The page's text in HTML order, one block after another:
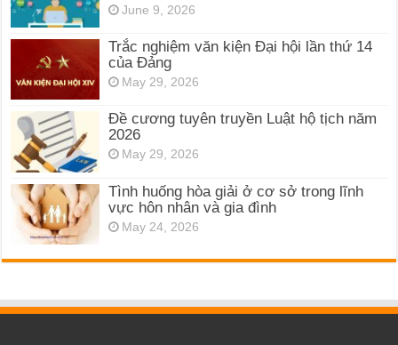
June 9, 2026
Trắc nghiệm văn kiện Đại hội lần thứ 14
của Đảng
May 29, 2026
Đề cương tuyên truyền Luật hộ tịch năm
2026
May 29, 2026
Tình huống hòa giải ở cơ sở trong lĩnh
vực hôn nhân và gia đình
May 24, 2026